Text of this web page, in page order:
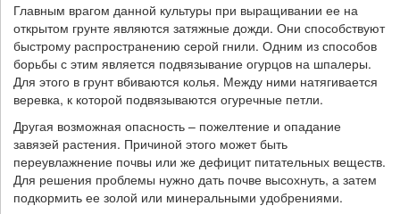
Главным врагом данной культуры при выращивании ее на
открытом грунте являются затяжные дожди. Они способствуют
быстрому распространению серой гнили. Одним из способов
борьбы с этим является подвязывание огурцов на шпалеры.
Для этого в грунт вбиваются колья. Между ними натягивается
веревка, к которой подвязываются огуречные петли.
Другая возможная опасность – пожелтение и опадание
завязей растения. Причиной этого может быть
переувлажнение почвы или же дефицит питательных веществ.
Для решения проблемы нужно дать почве высохнуть, а затем
подкормить ее золой или минеральными удобрениями.